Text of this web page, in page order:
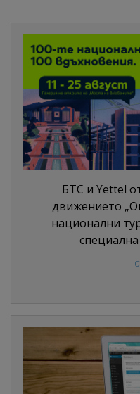
БТС и Yettel
движението
национални